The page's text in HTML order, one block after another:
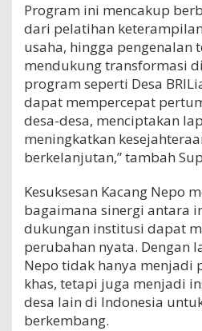
Program ini mencakup
dari pelatihan
usaha, hingga pengenalan
mendukung transformasi
program seperti Desa
dapat mempercepat
desa-desa, menciptakan
meningkatkan
berkelanjutan,” tambah
Kesuksesan Kacang Nepo
bagaimana sinergi antara
dukungan institusi dapat
perubahan nyata. Dengan
Nepo tidak hanya menjadi
khas, tetapi juga menjadi
desa lain di Indonesia
berkembang.